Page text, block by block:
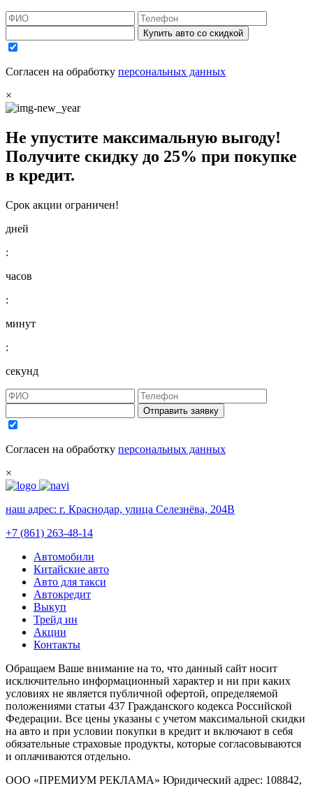
Купить авто со скидкой
Согласен на обработку персональных данных
×
Не упустите максимальную выгоду!
Получите скидку до 25% при покупке
в кредит.
Срок акции ограничен!
дней
:
часов
:
минут
:
секунд
Отправить заявку
Согласен на обработку персональных данных
×
наш адрес: г. Краснодар, улица Селезнёва, 204В
+7 (861) 263-48-14
Автомобили
Китайские авто
Авто для такси
Автокредит
Выкуп
Трейд ин
Акции
Контакты
Обращаем Ваше внимание на то, что данный сайт носит
исключительно информационный характер и ни при каких
условиях не является публичной офертой, определяемой
положениями статьи 437 Гражданского кодекса Российской
Федерации. Все цены указаны с учетом максимальной скидки
на авто и при условии покупки в кредит и включают в себя
обязательные страховые продукты, которые согласовываются
и оплачиваются отдельно.
ООО «ПРЕМИУМ РЕКЛАМА» Юридический адрес: 108842,